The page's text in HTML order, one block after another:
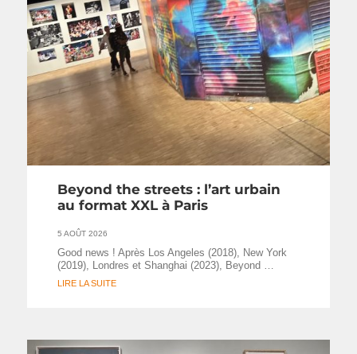
Beyond the streets : l’art urbain
au format XXL à Paris
5 AOÛT 2026
Good news ! Après Los Angeles (2018), New York
(2019), Londres et Shanghai (2023), Beyond …
LIRE LA SUITE